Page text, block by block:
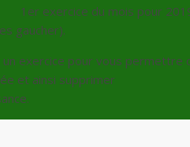
1er exercice du mois pour
gaucher).
un exercice pour vous
et ainsi supprimer